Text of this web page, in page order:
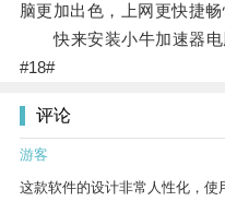
脑更加出色，上网更快捷畅
快来安装小牛加速器电
#18#
评论
游客
这款软件的设计非常人性化，使